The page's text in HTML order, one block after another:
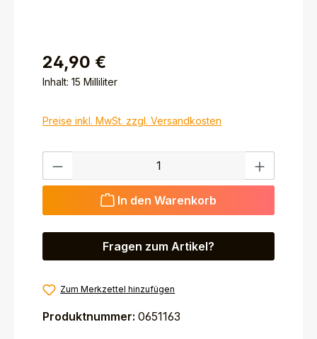
24,90 €
Inhalt: 15 Milliliter
Preise inkl. MwSt. zzgl. Versandkosten
Produkt Anzahl: Gib den gewünschten Wert ein
In den Warenkorb
Fragen zum Artikel?
Zum Merkzettel hinzufügen
Produktnummer: 0651163